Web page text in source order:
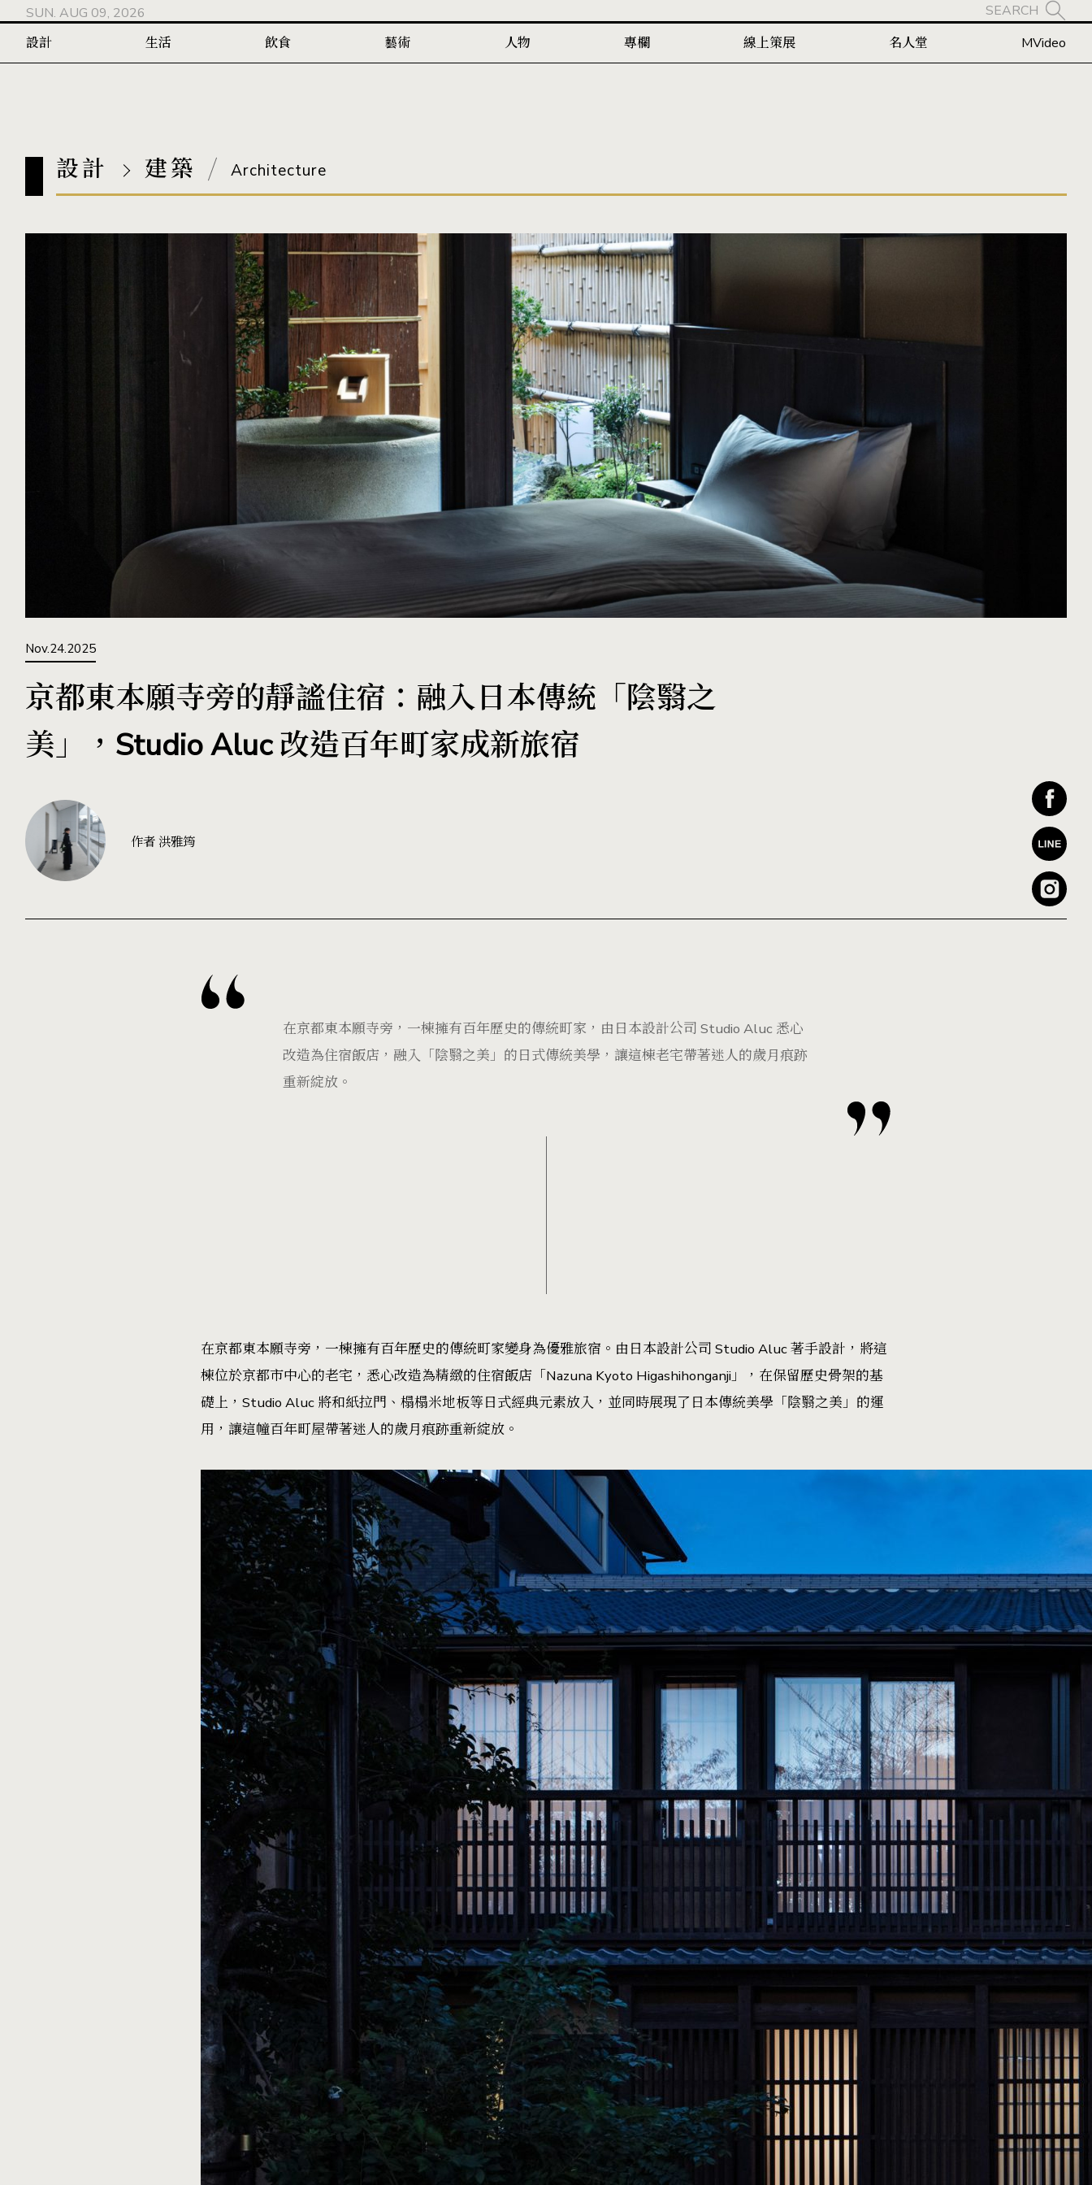
SUN. AUG 09, 2026
SEARCH
設計
生活 飲食 藝術 人物 專欄 線上策展 名人堂 MVideo
設計 建築 Architecture
Nov.24.2025
京都東本願寺旁的靜謐住宿：融入日本傳統「陰翳之
美」，Studio Aluc 改造百年町家成新旅宿
作者 洪雅筠
在京都東本願寺旁，一棟擁有百年歷史的傳統町家，由日本設計公司 Studio Aluc 悉心
改造為住宿飯店，融入「陰翳之美」的日式傳統美學，讓這棟老宅帶著迷人的歲月痕跡
重新綻放。
在京都東本願寺旁，一棟擁有百年歷史的傳統町家變身為優雅旅宿。由日本設計公司 Studio Aluc 著手設計，將這
棟位於京都市中心的老宅，悉心改造為精緻的住宿飯店「Nazuna Kyoto Higashihonganji」，在保留歷史骨架的基
礎上，Studio Aluc 將和紙拉門、榻榻米地板等日式經典元素放入，並同時展現了日本傳統美學「陰翳之美」的運
用，讓這幢百年町屋帶著迷人的歲月痕跡重新綻放。